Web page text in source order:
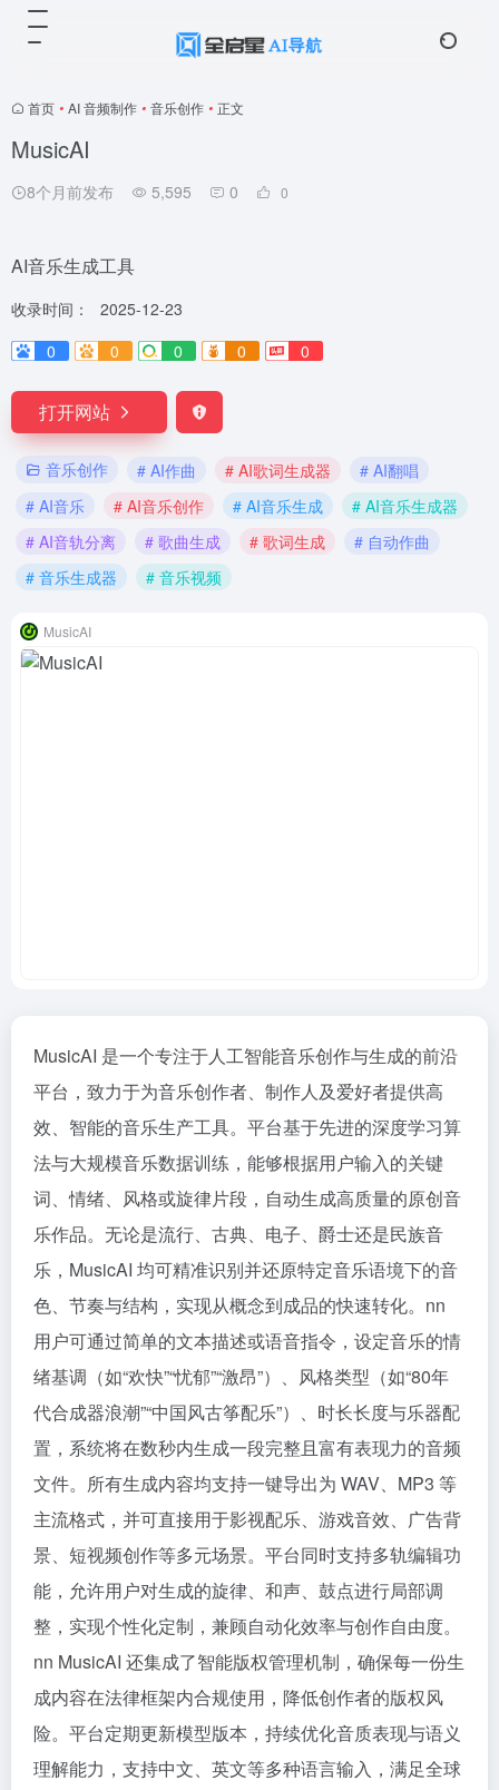
首页 • AI 音频制作 • 音乐创作 • 正文
MusicAI
8个月前发布 5,595 0 0
AI音乐生成工具
收录时间：
2025-12-23
0
0 0 0 0
打开网站
音乐创作 # AI作曲 # AI歌词生成器
# AI翻唱
# AI音乐
# AI音乐创作 # AI音乐生成
# AI音乐生成器
# AI音轨分离
# 歌曲生成 # 歌词生成
# 自动作曲
# 音乐生成器
# 音乐视频
MusicAI
MusicAI 是一个专注于人工智能音乐创作与生成的前沿
平台，致力于为音乐创作者、制作人及爱好者提供高
效、智能的音乐生产工具。平台基于先进的深度学习算
法与大规模音乐数据训练，能够根据用户输入的关键
词、情绪、风格或旋律片段，自动生成高质量的原创音
乐作品。无论是流行、古典、电子、爵士还是民族音
乐，MusicAI 均可精准识别并还原特定音乐语境下的音
色、节奏与结构，实现从概念到成品的快速转化。nn
用户可通过简单的文本描述或语音指令，设定音乐的情
绪基调（如“欢快”“忧郁”“激昂”）、风格类型（如“80年
代合成器浪潮”“中国风古筝配乐”）、时长长度与乐器配
置，系统将在数秒内生成一段完整且富有表现力的音频
文件。所有生成内容均支持一键导出为 WAV、MP3 等
主流格式，并可直接用于影视配乐、游戏音效、广告背
景、短视频创作等多元场景。平台同时支持多轨编辑功
能，允许用户对生成的旋律、和声、鼓点进行局部调
整，实现个性化定制，兼顾自动化效率与创作自由度。
nn MusicAI 还集成了智能版权管理机制，确保每一份生
成内容在法律框架内合规使用，降低创作者的版权风
险。平台定期更新模型版本，持续优化音质表现与语义
理解能力，支持中文、英文等多种语言输入，满足全球